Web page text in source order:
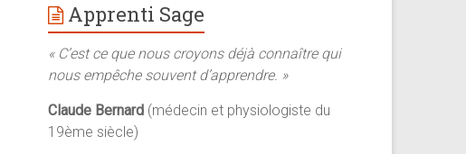
Apprenti Sage
« C’est ce que nous croyons déjà connaître qui
nous empêche souvent d’apprendre. »
Claude Bernard (médecin et physiologiste du
19ème siècle)